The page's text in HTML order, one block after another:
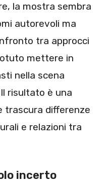
la mostra sembra
autorevoli ma
tra approcci
mettere in
nella scena
risultato è una
trascura differenze
e relazioni tra
incerto